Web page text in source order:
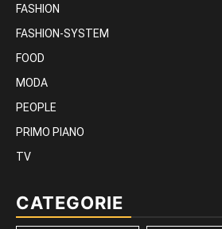
FASHION
FASHION-SYSTEM
FOOD
MODA
PEOPLE
PRIMO PIANO
TV
CATEGORIE